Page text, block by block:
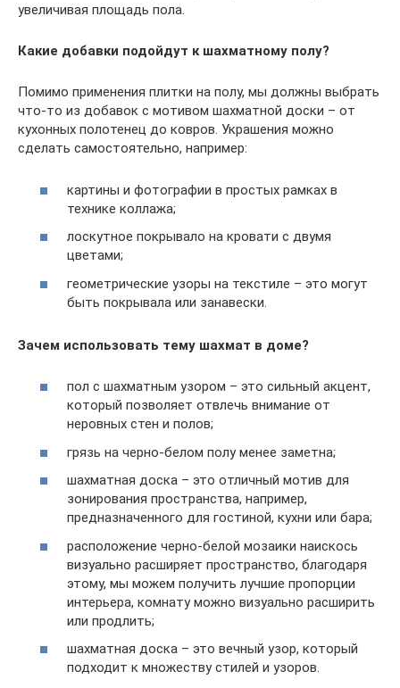
увеличивая площадь пола.
Какие добавки подойдут к шахматному полу?
Помимо применения плитки на полу, мы должны выбрать
что-то из добавок с мотивом шахматной доски – от
кухонных полотенец до ковров. Украшения можно
сделать самостоятельно, например:
картины и фотографии в простых рамках в
технике коллажа;
лоскутное покрывало на кровати с двумя
цветами;
геометрические узоры на текстиле – это могут
быть покрывала или занавески.
Зачем использовать тему шахмат в доме?
пол с шахматным узором – это сильный акцент,
который позволяет отвлечь внимание от
неровных стен и полов;
грязь на черно-белом полу менее заметна;
шахматная доска – это отличный мотив для
зонирования пространства, например,
предназначенного для гостиной, кухни или бара;
расположение черно-белой мозаики наискось
визуально расширяет пространство, благодаря
этому, мы можем получить лучшие пропорции
интерьера, комнату можно визуально расширить
или продлить;
шахматная доска – это вечный узор, который
подходит к множеству стилей и узоров.